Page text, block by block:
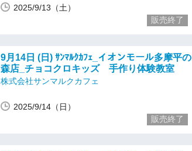
2025/9/13（土）
販売終了
9月14日 (日) ｻﾝﾏﾙｸｶﾌｪ_イオンモール多摩平の
森店_チョコクロキッズ 手作り体験教室
株式会社サンマルクカフェ
2025/9/14（日）
販売終了